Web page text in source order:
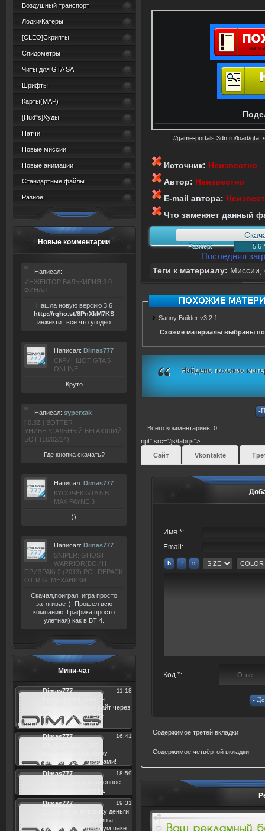
Воздушный транспорт
Лодки/Катеры
[CLEO]Скрипты
Спидометры
Читы для GTA SA
Шрифты
Карты(MAP)
[Hud"s]Худы
Патчи
Новые миссии
Новые анимации
Стандартные файлы
Разное
Новые комментарии
Написал:
ИНЖЕКТОР ВАЛЬКИРИЯ 3.0
ФИНАЛ
Нашла новую версию 3.6
http://rgho.st/8PnXkM7KS
инжектит все что угодно
Написал: Dimas777
СКРИНШОТ GTA 5
ONLINE
Круто
Написал: syperxak
[ 0.3Z ] BOTTER -
УНИВЕРСАЛЬНЫЙ БЕГАЮЩИЙ
БОТ (16/02/14)
Где кнопка скачать?
Написал: Dimas777
КУСОЧЕК GTA 5 В
MAX PAYNE 3
))
Написал: Dimas777
SNIPER: GHOST
WARRIOR(ВОИН
ПРИЗРАК) 2 (2013) РС | REPACK
ОТ R.G. МЕХАНИКИ
Скачал,поиграл, игра просто
затягивает). Прошел всю
компанию! Графика просто
улетная) как в BT 4.
Мини-чат
Источник: Неизвестно
Автор: Неизвестно
E-mail автора:
Что заменяет данный
Размер: 5,6
Последняя
Теги к материалу: Миссии
Sanny Builder v3.2.1
Схожие материалы выбраны по
Найдено похожих
Всего комментариев: 0
ript" src="/js/tabi.js">
Сайт
Vkontakte
Имя *:
Email:
Код *:
Содержимое третей вкладки
Содержимое четвёртой вкладки